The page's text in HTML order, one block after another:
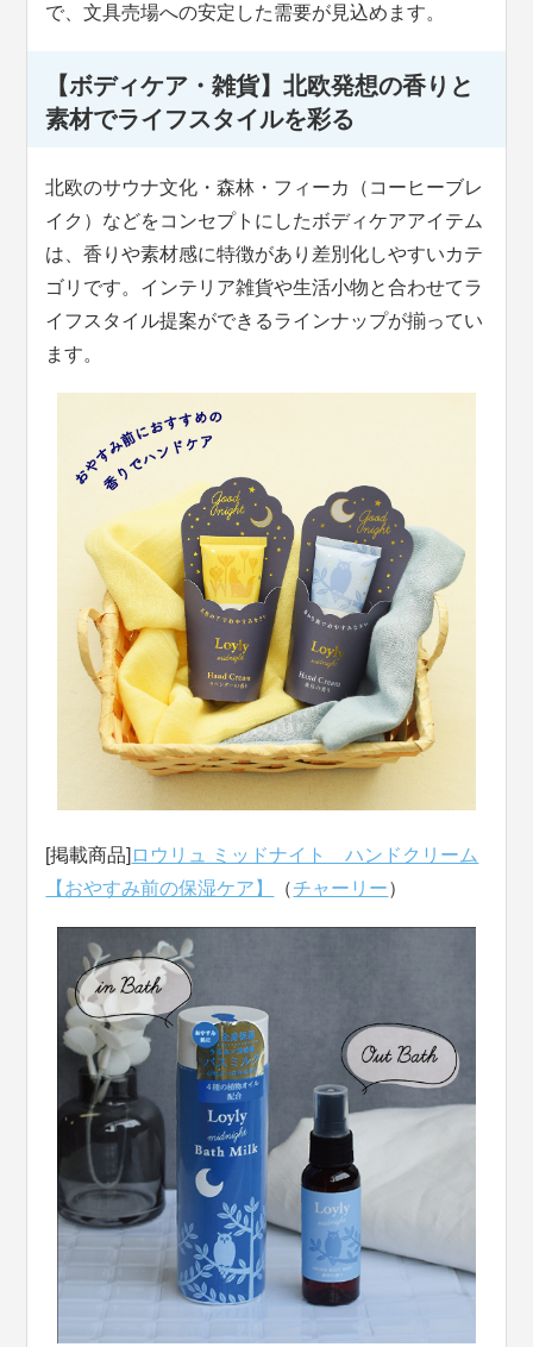
で、文具売場への安定した需要が見込めます。
【ボディケア・雑貨】北欧発想の香りと
素材でライフスタイルを彩る
北欧のサウナ文化・森林・フィーカ（コーヒーブレ
イク）などをコンセプトにしたボディケアアイテム
は、香りや素材感に特徴があり差別化しやすいカテ
ゴリです。インテリア雑貨や生活小物と合わせてラ
イフスタイル提案ができるラインナップが揃ってい
ます。
[掲載商品] ロウリュ ミッドナイト ハンドクリーム
【おやすみ前の保湿ケア】
（チャーリー）